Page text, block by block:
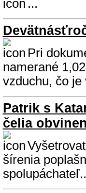
...
Pri
namerané
vzduchu, čo je
Patrik s
čelia
šírenia